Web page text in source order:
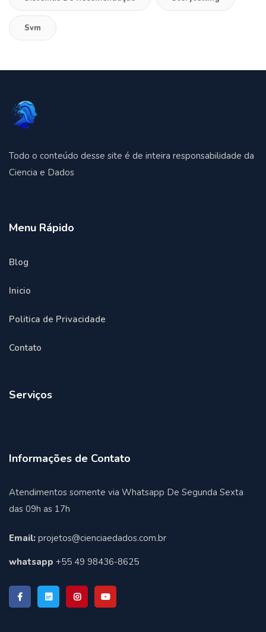
Svm
Todo o conteúdo desse site é de inteira responsabilidade da
Ciencia e Dados
Menu Rápido
Blog
Inicio
Politica de Privacidade
Contato
Serviços
Informações de Contato
Atendimentos somente via Whatsapp De Segunda Sexta
das 09h as 17h
Email: projetos@cienciaedados.com.br
whatsapp +55 49 98436-8625